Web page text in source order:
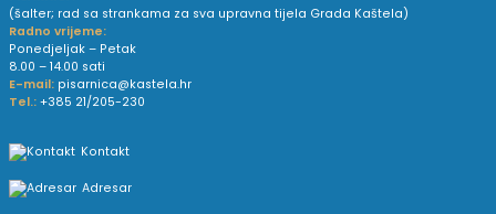
(šalter; rad sa strankama za sva upravna tijela Grada Kaštela)
Radno vrijeme:
Ponedjeljak – Petak
8.00 – 14.00 sati
E-mail: pisarnica@kastela.hr
Tel.: +385 21/205-230
Kontakt
Adresar